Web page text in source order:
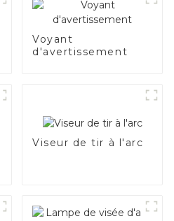
Voyant
d'avertissement
Viseur de tir à l'arc